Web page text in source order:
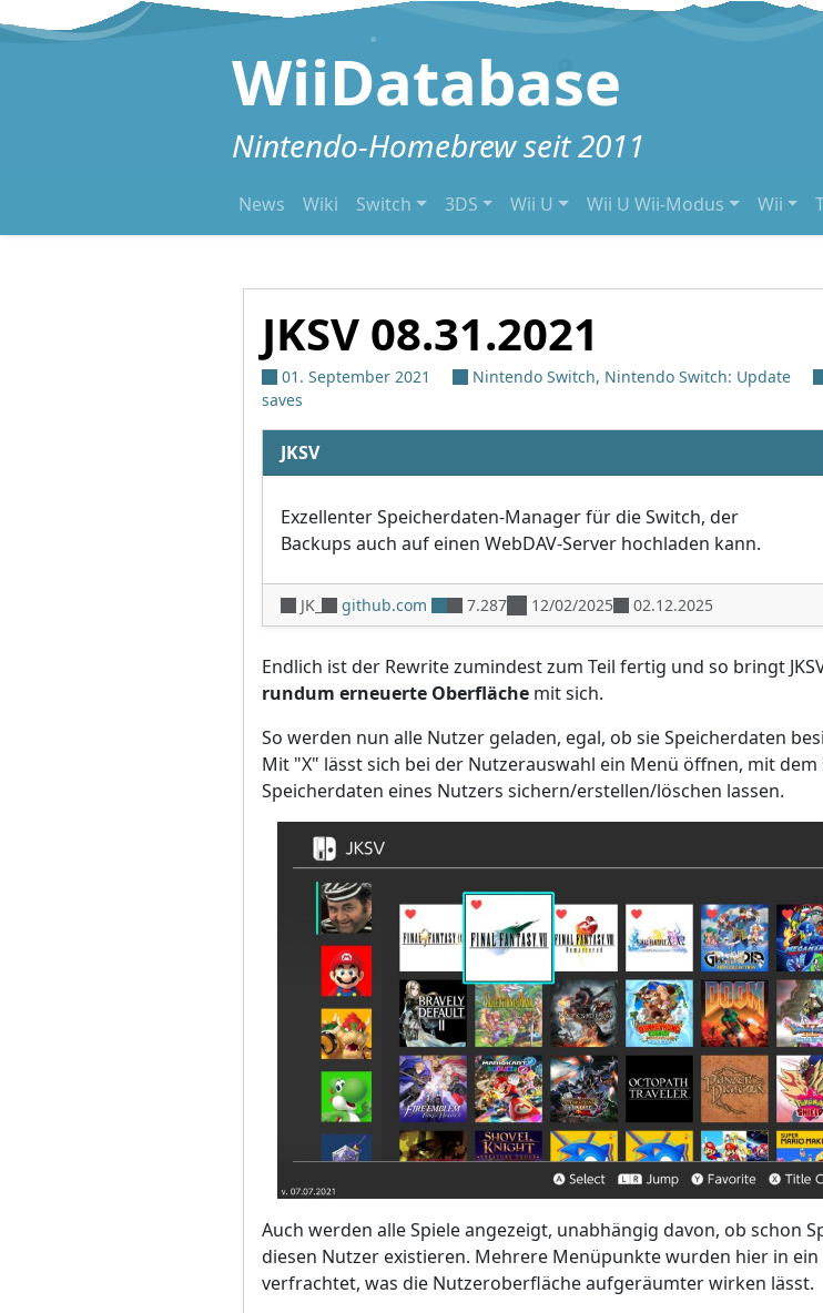
Zum Inhalt springen
WiiDatabase
Nintendo-Homebrew seit 2011
News Wiki Switch 3DS Wii U Wii U Wii-Modus Wii
JKSV 08.31.2021
01. September 2021 Nintendo Switch, Nintendo Switch: Update
saves
JKSV
Exzellenter Speicherdaten-Manager für die Switch, der
Backups auch auf einen WebDAV-Server hochladen kann.
JK_ github.com 7.287 12/02/2025 02.12.2025
Endlich ist der Rewrite zumindest zum Teil fertig und so bringt
rundum erneuerte Oberfläche mit sich.
So werden nun alle Nutzer geladen, egal, ob sie Speicherdaten
Mit "X" lässt sich bei der Nutzerauswahl ein Menü öffnen, mit dem
Speicherdaten eines Nutzers sichern/erstellen/löschen lassen.
Auch werden alle Spiele angezeigt, unabhängig davon, ob schon
diesen Nutzer existieren. Mehrere Menüpunkte wurden hier in
verfrachtet, was die Nutzeroberfläche aufgeräumter wirken lässt.